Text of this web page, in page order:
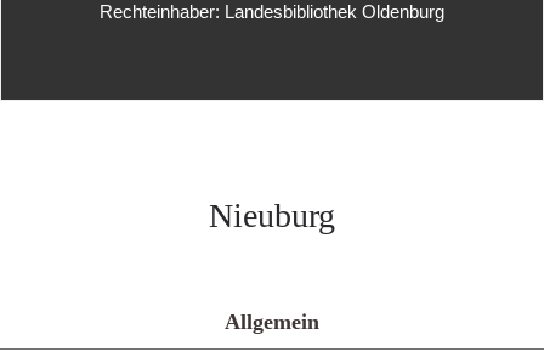
Rechteinhaber: Landesbibliothek Oldenburg
Nieuburg
Allgemein